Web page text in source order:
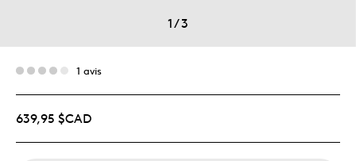
1/3
1 avis
639,95 $CAD